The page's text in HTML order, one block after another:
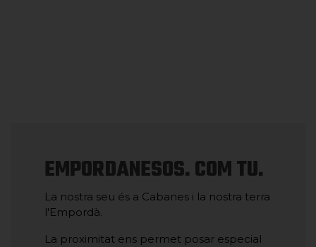
EMPORDANESOS. COM TU.
La nostra seu és a Cabanes i la nostra terra
l'Empordà.
La proximitat ens permet posar especial